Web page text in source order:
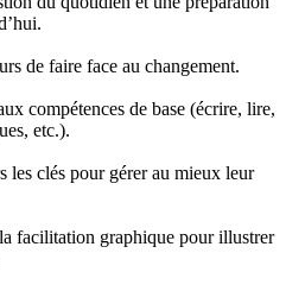
de faire face au changement.
compétences de base (écrire, lire,
etc.).
les clés pour gérer au mieux leur
facilitation graphique pour illustrer